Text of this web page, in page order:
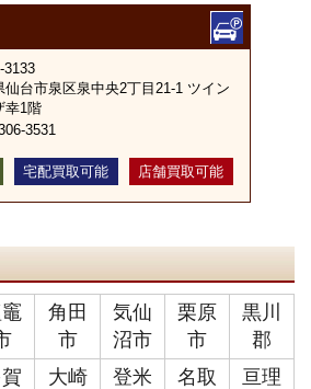
3133
仙台市泉区泉中央2丁目21-1 ツイン
幸1階
3531
宅配買取可能 店舗買取可能
角田
市
気仙
沼市
栗原
市
黒川
郡
大崎
登米
名取
亘理